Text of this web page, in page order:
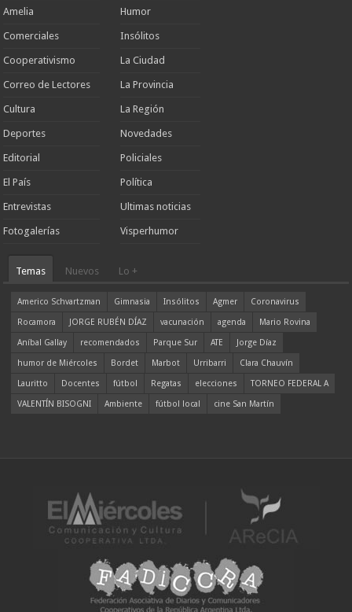
Amelia
Comerciales
Cooperativismo
Correo de Lectores
Cultura
Deportes
Editorial
El País
Entrevistas
Fotogalerías
Humor
Insólitos
La Ciudad
La Provincia
La Región
Novedades
Policiales
Política
Ultimas noticias
Visperhumor
Temas Nuevos Lo +
Americo Schvartzman Gimnasia Insólitos Agmer
Coronavirus
Rocamora
JORGE RUBÉN DÍAZ vacunación agenda
Mario Rovina
Aníbal Gallay
recomendados Parque Sur ATE
Jorge Díaz
humor de Miércoles
Bordet Marbot Urribarri
Clara Chauvín
Lauritto
Docentes fútbol Regatas elecciones
TORNEO FEDERAL A
VALENTÍN BISOGNI
Ambiente fútbol local cine San Martín